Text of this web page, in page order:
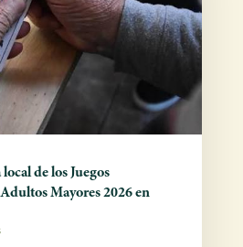
de los Juegos
Mayores 2026 en